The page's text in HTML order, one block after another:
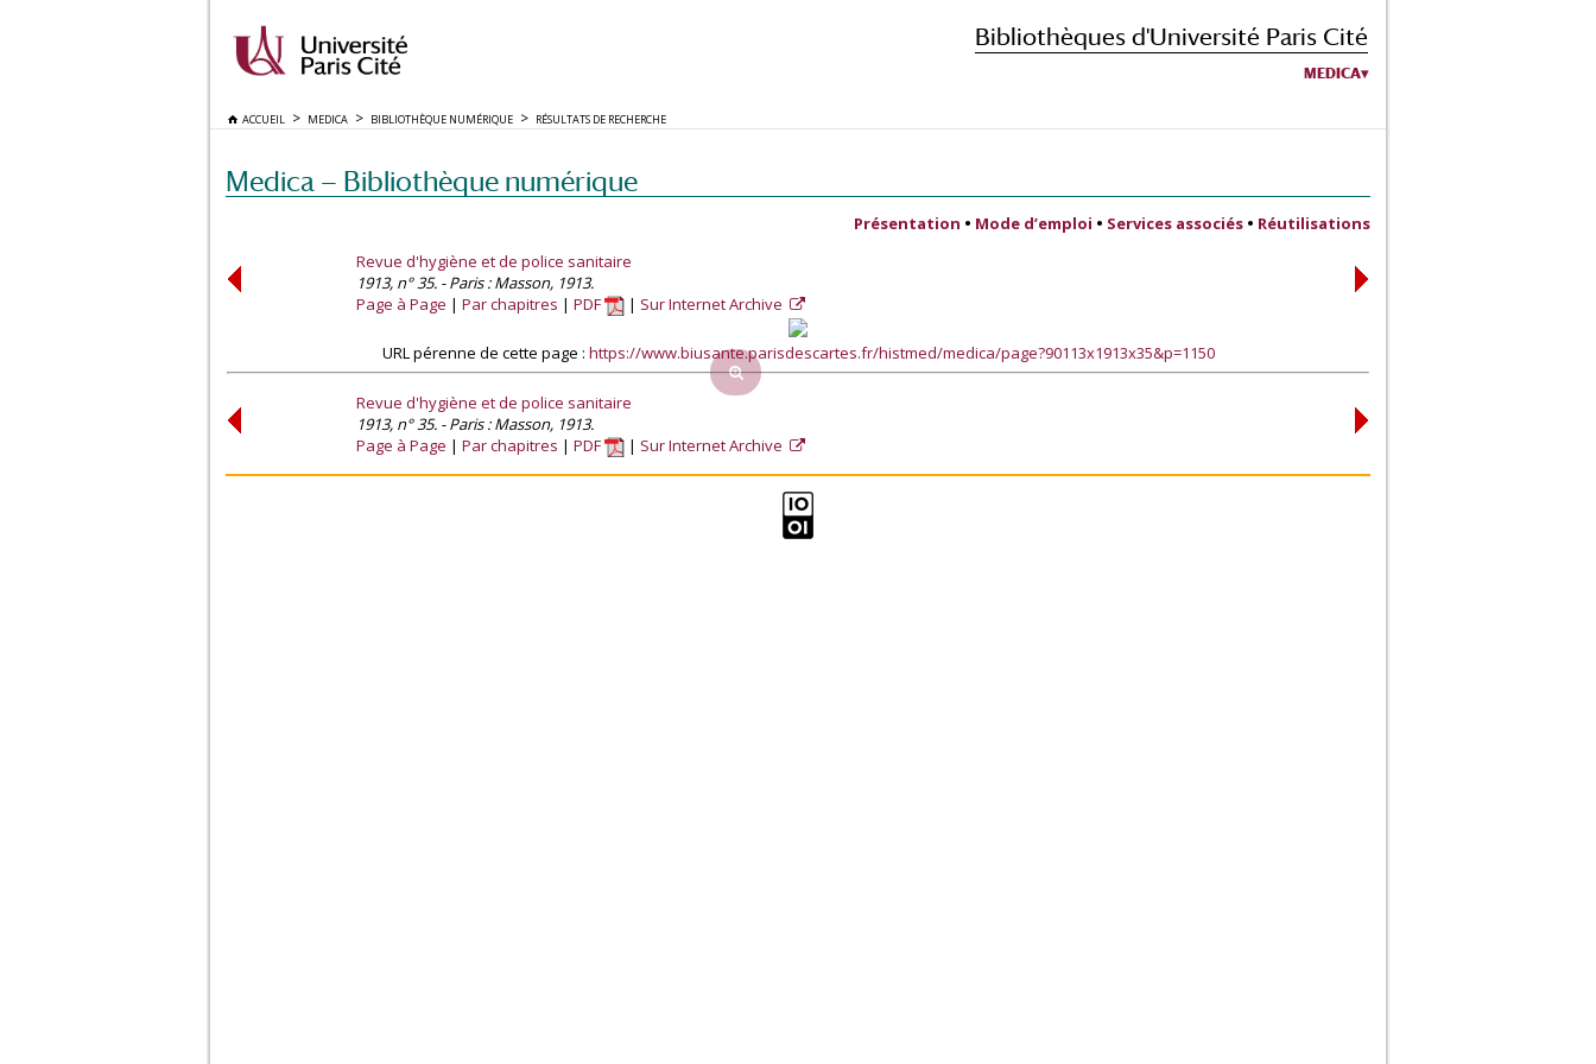
Bibliothèques d'Université Paris Cité
MEDICA
ACCUEIL MEDICA BIBLIOTHÈQUE NUMÉRIQUE RÉSULTATS DE RECHERCHE
Medica — Bibliothèque numérique
Présentation • Mode d’emploi • Services associés • Réutilisations
Revue d'hygiène et de police sanitaire
1913, n° 35. - Paris : Masson, 1913.
Page à Page
Par chapitres PDF Sur Internet Archive
URL pérenne de cette page : https://www.biusante.parisdescartes.fr/histmed/medica/page?90113x1913x35&p=1150
Revue d'hygiène et de police sanitaire
1913, n° 35. - Paris : Masson, 1913.
Page à Page
Par chapitres PDF Sur Internet Archive